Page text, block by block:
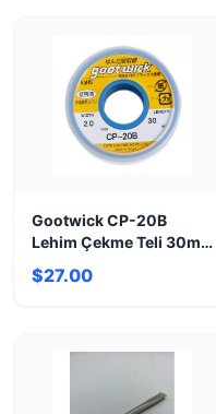
Gootwick CP-20B
Lehim Çekme Teli 30m x
2.0mm - Hızlı Lehim
Sökme
$27.00